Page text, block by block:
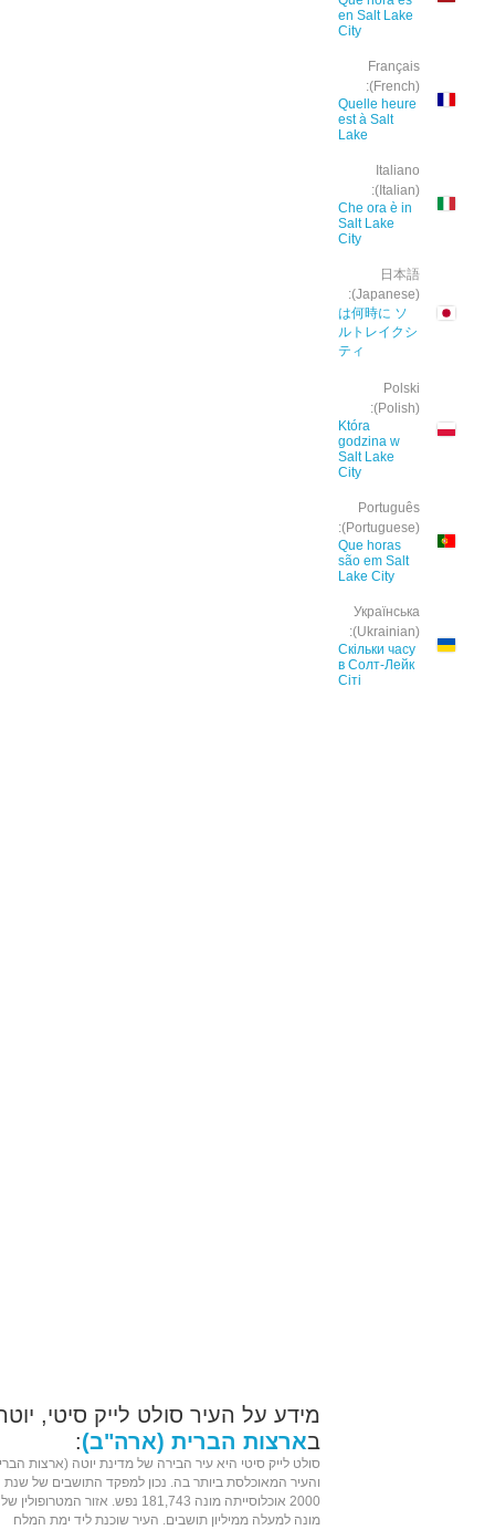
en Salt Lake
City
Français
(French):
Quelle heure
est à Salt
Lake
Italiano
(Italian):
Che ora è in
Salt Lake
City
日本語
(Japanese):
は何時に ソ
ルトレイクシ
ティ
Polski
(Polish):
Która
godzina w
Salt Lake
City
Português
(Portuguese):
Que horas
são em Salt
Lake City
Українська
(Ukrainian):
Скільки часу
в Солт-Лейк
Сіті
מידע על העיר סולט לייק סיטי,
בארצות הברית (ארה"ב):
סולט לייק סיטי היא עיר הבירה של מדינת יוטה (ארצות
והעיר המאוכלסת ביותר בה. נכון למפקד התושבים של שנת
2000
אוכלוסייתה מונה 181,743 נפש. אזור המטרופולין
מונה למעלה ממיליון תושבים. העיר שוכנת ליד ימת המלח